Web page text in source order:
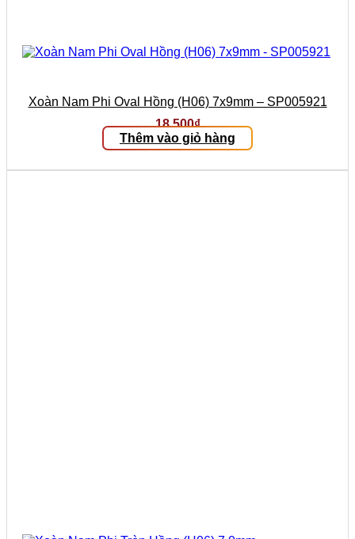
Xoàn Nam Phi Oval Hồng (H06) 7x9mm – SP005921
18.500₫
Thêm vào giỏ hàng